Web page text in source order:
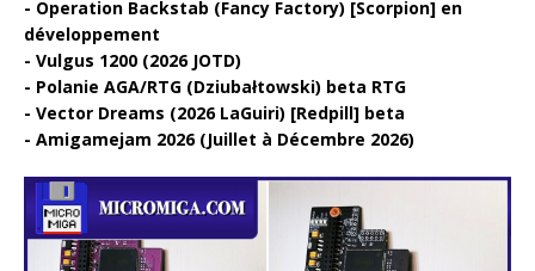
Operation Backstab (Fancy Factory) [Scorpion] en
développement
Vulgus 1200 (2026 JOTD)
Polanie AGA/RTG (Dziubałtowski) beta RTG
Vector Dreams (2026 LaGuiri) [Redpill] beta
Amigamejam 2026 (Juillet à Décembre 2026)